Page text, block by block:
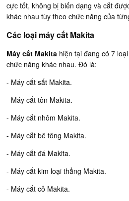
cực tốt, không bị biến dạng và cắt
khác nhau tùy theo chức năng của
Các loại máy cắt Makita
Máy cắt Makita hiện tại đang có 7
chức năng khác nhau. Đó là:
- Máy cắt sắt Makita.
- Máy cắt tôn Makita.
- Máy cắt nhôm Makita.
- Máy cắt bê tông Makita.
- Máy cắt đá Makita.
- Máy cắt kim loại thẳng Makita.
- Máy cắt cỏ Makita.